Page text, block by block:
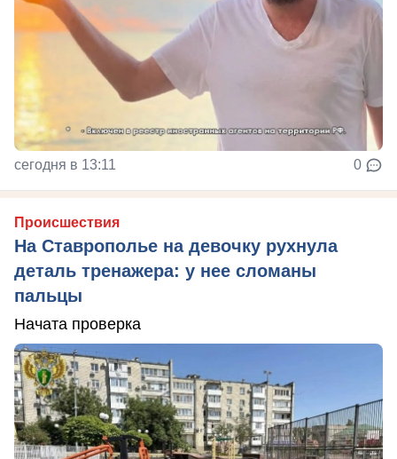
сегодня в 13:11 0
Происшествия
На Ставрополье на девочку рухнула
деталь тренажера: у нее сломаны
пальцы
Начата проверка